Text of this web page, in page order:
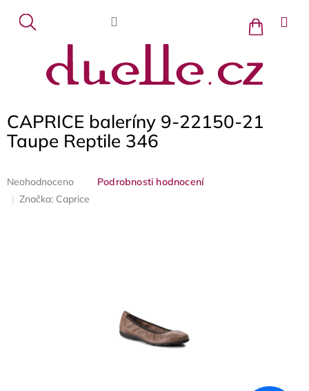
obsah
Nákupní
košík
CAPRICE baleríny 9-22150-21
Taupe Reptile 346
Průměrné
produktu
Neohodnoceno
Podrobnosti hodnocení
Značka: Caprice